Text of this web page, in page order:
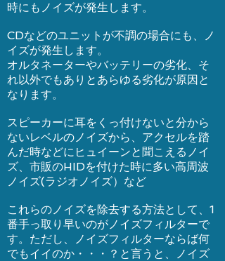
時にもノイズが発生します。
CDなどのユニットが不調の場合にも、ノ
イズが発生します。
オルタネーターやバッテリーの劣化、そ
れ以外でもありとあらゆる劣化が原因と
なります。
スピーカーに耳をくっ付けないと分から
ないレベルのノイズから、アクセルを踏
んだ時などにヒュイーンと聞こえるノイ
ズ、市販のHIDを付けた時に多い高周波
ノイズ(ラジオノイズ）など
これらのノイズを除去する方法として、1
番手っ取り早いのがノイズフィルターで
す。ただし、ノイズフィルターならば何
でもイイのか・・・？と言うと、ノイズ